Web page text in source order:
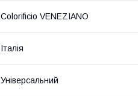
Colorificio VENEZIANO
Італія
Універсальний